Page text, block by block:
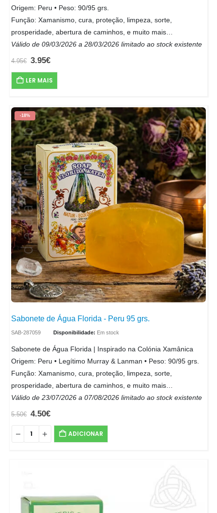
Origem: Peru • Peso: 90/95 grs.
Função: Xamanismo, cura, proteção, limpeza, sorte,
prosperidade, abertura de caminhos, e muito mais…
Válido de 09/03/2026 a 28/03/2026 limitado ao stock existente
4.95€ 3.95€
LER MAIS
-18%
Sabonete de Água Florida - Peru 95 grs.
SAB-287059 Disponibilidade: Em stock
Sabonete de Água Florida | Inspirado na Colónia Xamânica
Origem: Peru • Legítimo Murray & Lanman • Peso: 90/95 grs.
Função: Xamanismo, cura, proteção, limpeza, sorte,
prosperidade, abertura de caminhos, e muito mais…
Válido de 23/07/2026 a 07/08/2026 limitado ao stock existente
5.50€ 4.50€
ADICIONAR